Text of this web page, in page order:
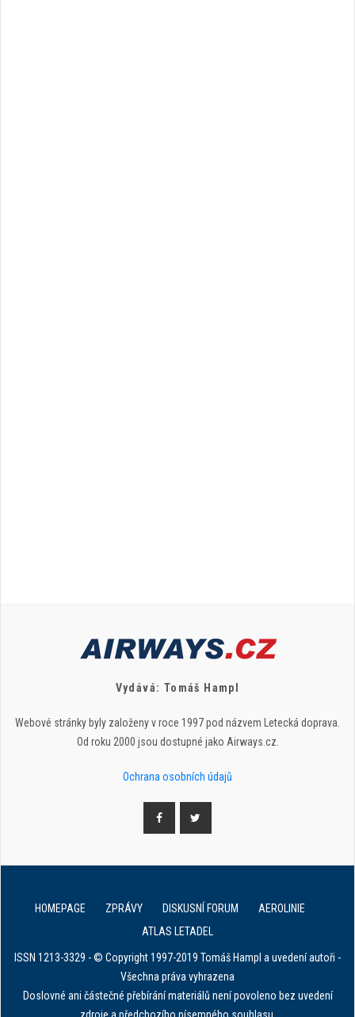
Vydává: Tomáš Hampl
Webové stránky byly založeny v roce 1997 pod názvem Letecká doprava.
Od roku 2000 jsou dostupné jako Airways.cz.
Ochrana osobních údajů
HOMEPAGE ZPRÁVY DISKUSNÍ FORUM
AEROLINIE
ATLAS LETADEL
ISSN 1213-3329 - © Copyright 1997-2019 Tomáš Hampl a uvedení autoři -
Všechna práva vyhrazena
Doslovné ani částečné přebírání materiálů není povoleno bez uvedení